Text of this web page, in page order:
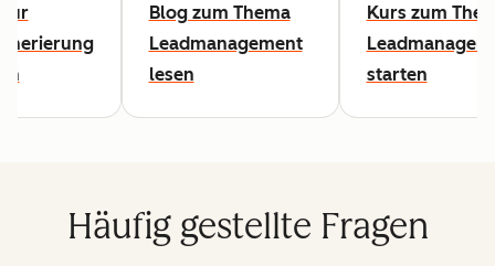
Blog zum Thema
Leadmanagement
lesen
Kurs zum
starten
Häufig gestellte Fragen